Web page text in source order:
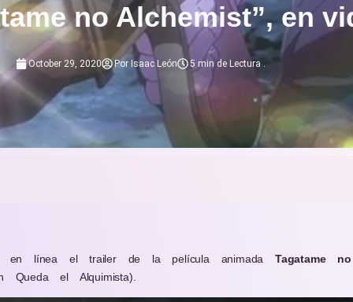
no Alchemist”, en
October 29, 2020 Por Isaac León 5 min de Lectura .
en línea el trailer de la película animada
Tagatame
Queda el Alquimista).